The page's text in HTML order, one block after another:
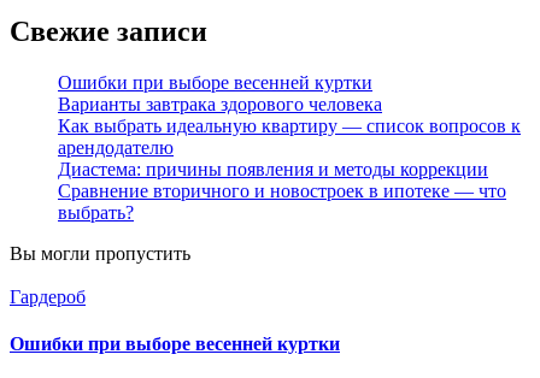
Свежие записи
Ошибки при выборе весенней куртки
Варианты завтрака здорового человека
Как выбрать идеальную квартиру — список вопросов к
арендодателю
Диастема: причины появления и методы коррекции
Сравнение вторичного и новостроек в ипотеке — что
выбрать?
Вы могли пропустить
Опубликовано
Гардероб
Ошибки при выборе весенней куртки